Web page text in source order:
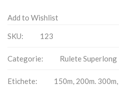
Add to Wishlist
SKU: 123
Categorie: Rulete Superlong
Etichete: 150m, 200m. 300m,